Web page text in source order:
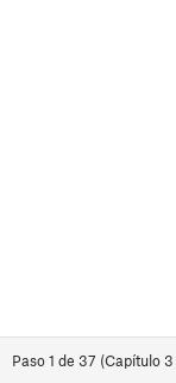
Paso1 de 37 (Capítulo3